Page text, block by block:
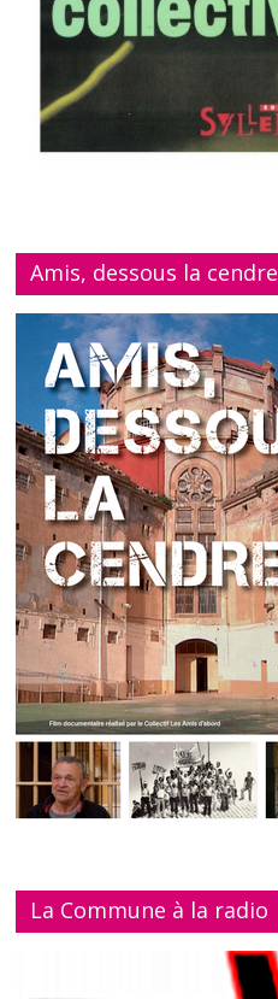
Amis, dessous la cendre
La Commune à la radio